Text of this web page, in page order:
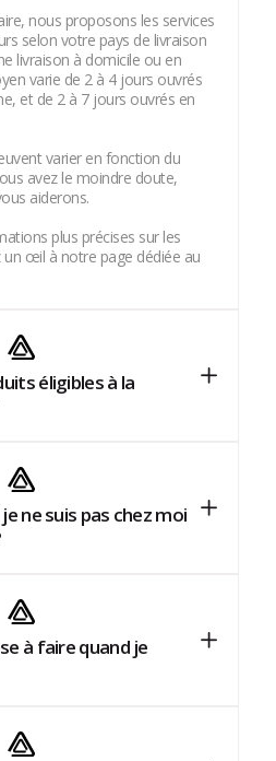
nous proposons les services
selon votre pays de livraison
livraison à domicile ou en
varie de 2 à 4 jours ouvrés
et de 2 à 7 jours ouvrés en
varier en fonction du
avez le moindre doute,
aiderons.
plus précises sur les
un œil à notre page dédiée au
éligibles à la
ne suis pas chez moi
à faire quand je